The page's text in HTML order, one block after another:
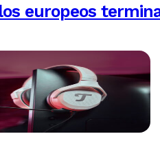
europeos